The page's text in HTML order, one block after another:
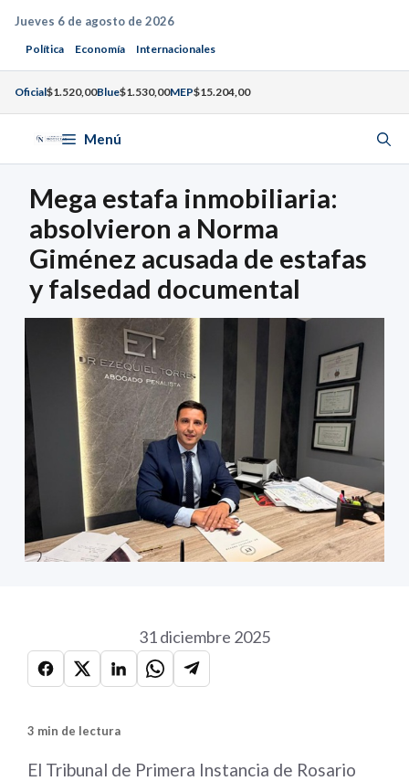
Saltar
contenido
Jueves 6 de agosto de 2026
Política Economía Internacionales
Oficial$1.520,00Blue$1.530,00MEP$15.204,00
Menú
Mega estafa inmobiliaria:
absolvieron a Norma
Giménez acusada de estafas
y falsedad documental
31 diciembre 2025
3 min de lectura
El Tribunal de Primera Instancia de Rosario